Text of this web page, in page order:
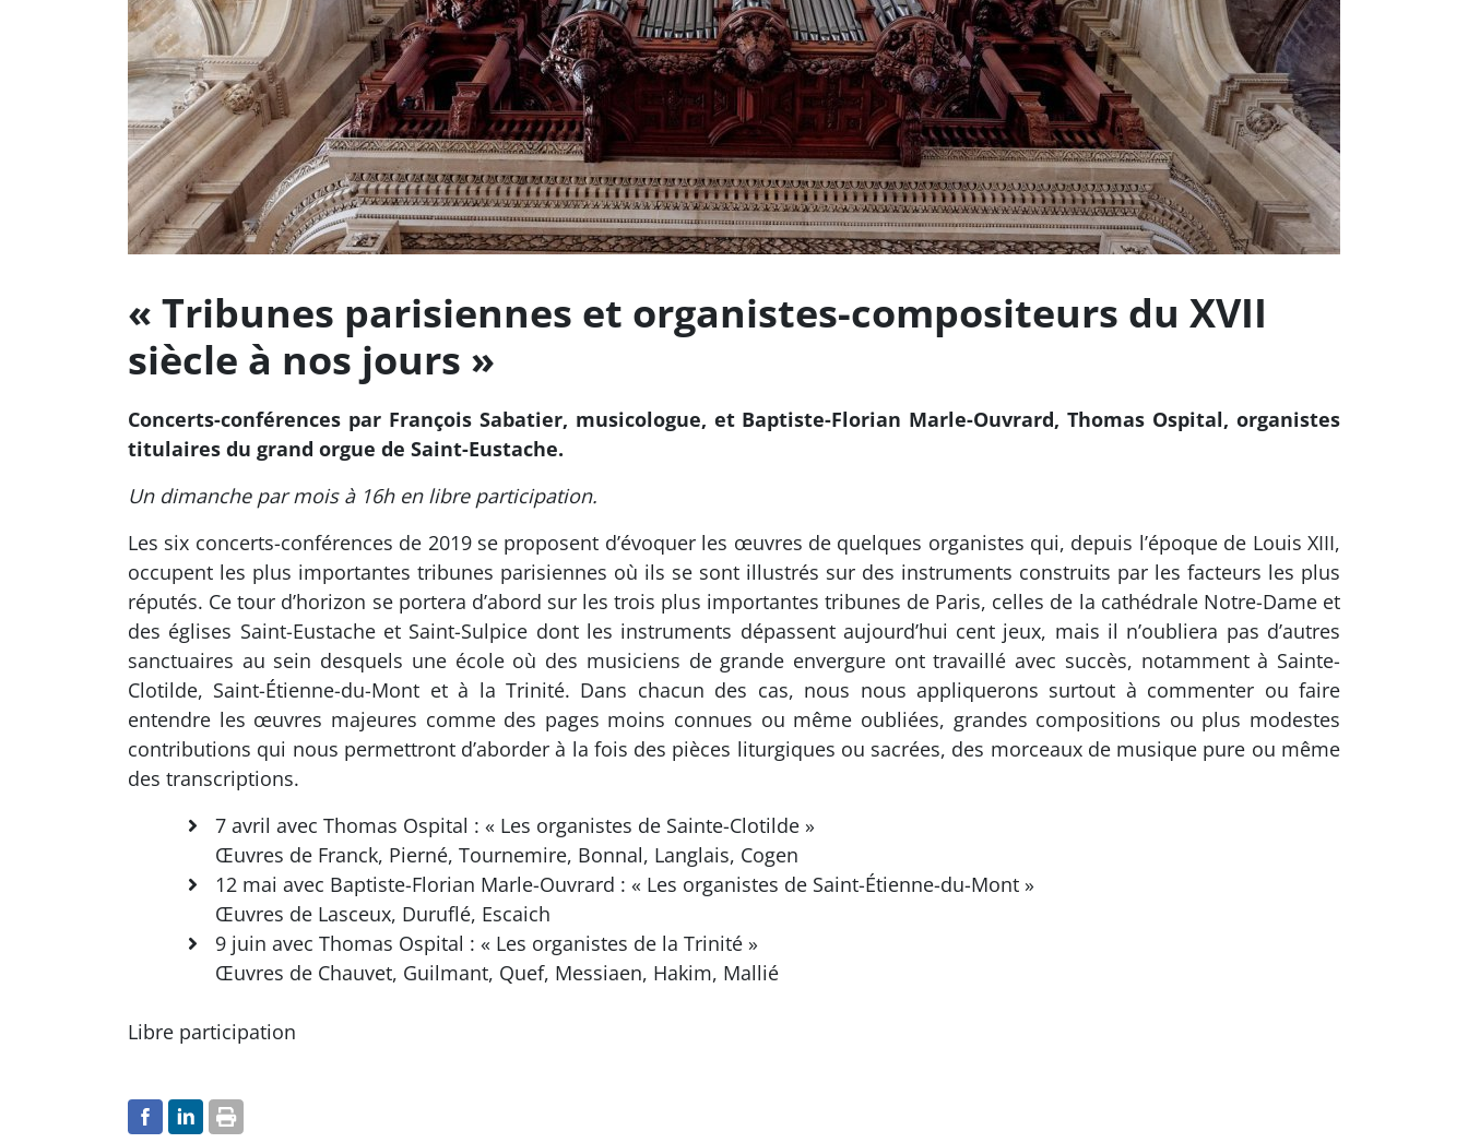
« Tribunes parisiennes et organistes-compositeurs du XVII
siècle à nos jours »
Concerts-conférences par François Sabatier, musicologue, et Baptiste-Florian Marle-Ouvrard, Thomas Ospital, organistes
titulaires du grand orgue de Saint-Eustache.
Un dimanche par mois à 16h en libre participation.
Les six concerts-conférences de 2019 se proposent d’évoquer les œuvres de quelques organistes qui, depuis l’époque de Louis XIII,
occupent les plus importantes tribunes parisiennes où ils se sont illustrés sur des instruments construits par les facteurs les plus
réputés. Ce tour d’horizon se portera d’abord sur les trois plus importantes tribunes de Paris, celles de la cathédrale Notre-Dame et
des églises Saint-Eustache et Saint-Sulpice dont les instruments dépassent aujourd’hui cent jeux, mais il n’oubliera pas d’autres
sanctuaires au sein desquels une école où des musiciens de grande envergure ont travaillé avec succès, notamment à Sainte-
Clotilde, Saint-Étienne-du-Mont et à la Trinité. Dans chacun des cas, nous nous appliquerons surtout à commenter ou faire
entendre les œuvres majeures comme des pages moins connues ou même oubliées, grandes compositions ou plus modestes
contributions qui nous permettront d’aborder à la fois des pièces liturgiques ou sacrées, des morceaux de musique pure ou même
des transcriptions.
7 avril avec Thomas Ospital : « Les organistes de Sainte-Clotilde »
Œuvres de Franck, Pierné, Tournemire, Bonnal, Langlais, Cogen
12 mai avec Baptiste-Florian Marle-Ouvrard : « Les organistes de Saint-Étienne-du-Mont »
Œuvres de Lasceux, Duruflé, Escaich
9 juin avec Thomas Ospital : « Les organistes de la Trinité »
Œuvres de Chauvet, Guilmant, Quef, Messiaen, Hakim, Mallié
Libre participation